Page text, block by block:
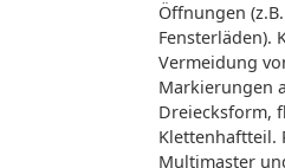
Öffnungen
Fensterläden).
Vermeidung
Markierungen
Dreiecksform,
Klettenhaftteil.
Multimaster